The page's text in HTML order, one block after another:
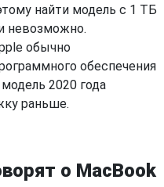
найти модель с 1 ТБ
невозможно.
обычно
обеспечения
2020 года
раньше.
о MacBook